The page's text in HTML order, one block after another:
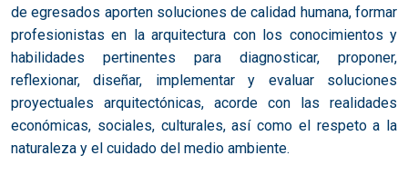
de egresados aporten soluciones de calidad humana, formar
profesionistas en la arquitectura con los conocimientos y
habilidades pertinentes para diagnosticar, proponer,
reflexionar, diseñar, implementar y evaluar soluciones
proyectuales arquitectónicas, acorde con las realidades
económicas, sociales, culturales, así como el respeto a la
naturaleza y el cuidado del medio ambiente.